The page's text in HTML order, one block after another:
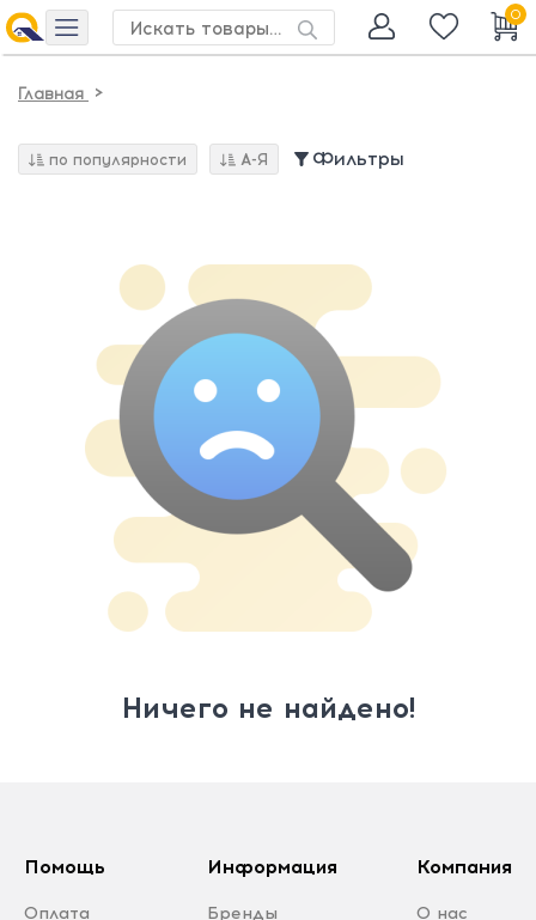
0
Главная >
по популярности А-Я Фильтры
Ничего не найдено!
Помощь
Оплата
Информация
Бренды
Компания
О нас